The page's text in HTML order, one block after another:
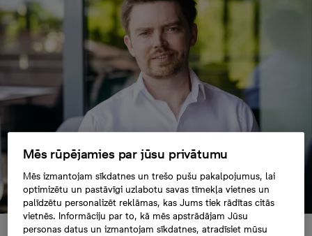
Mēs rūpējamies par jūsu privātumu
Mēs izmantojam sīkdatnes un trešo pušu pakalpojumus, lai
optimizētu un pastāvīgi uzlabotu savas tīmekļa vietnes un
palīdzētu personalizēt reklāmas, kas Jums tiek rādītas citās
vietnēs. Informāciju par to, kā mēs apstrādājam Jūsu
personas datus un izmantojam sīkdatnes, atradīsiet mūsu